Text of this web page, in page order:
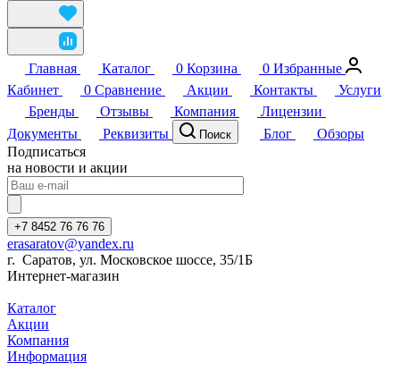
Главная Каталог 0 Корзина 0 Избранные
Кабинет
0 Сравнение Акции Контакты
Услуги
Бренды
Отзывы Компания
Лицензии
Документы
Реквизиты Поиск Блог
Обзоры
Подписаться
на новости и акции
+7 8452 76 76 76
erasaratov@yandex.ru
г. Саратов, ул. Московское шоссе, 35/1Б
Интернет-магазин
Каталог
Акции
Компания
Информация